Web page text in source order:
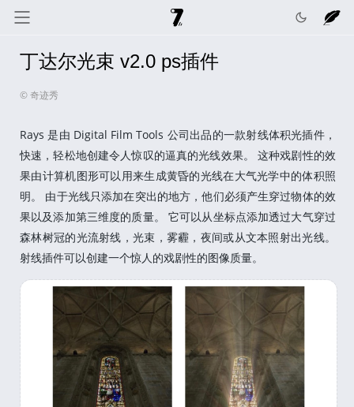
奇迹秀 关于我
丁达尔光束 v2.0 ps插件
© 奇迹秀
Rays 是由 Digital Film Tools 公司出品的一款射线体积光插件，
快速，轻松地创建令人惊叹的逼真的光线效果。 这种戏剧性的效
果由计算机图形可以用来生成黄昏的光线在大气光学中的体积照
明。 由于光线只添加在突出的地方，他们必须产生穿过物体的效
果以及添加第三维度的质量。 它可以从坐标点添加透过大气穿过
森林树冠的光流射线，光束，雾霾，夜间或从文本照射出光线。
射线插件可以创建一个惊人的戏剧性的图像质量。